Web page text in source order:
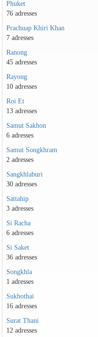
Phuket
76 adresses
Prachuap Khiri Khan
7 adresses
Ranong
45 adresses
Rayong
10 adresses
Roi Et
13 adresses
Samut Sakhon
6 adresses
Samut Songkhram
2 adresses
Sangkhlaburi
30 adresses
Sattahip
3 adresses
Si Racha
6 adresses
Si Saket
36 adresses
Songkhla
1 adresses
Sukhothai
16 adresses
Surat Thani
12 adresses